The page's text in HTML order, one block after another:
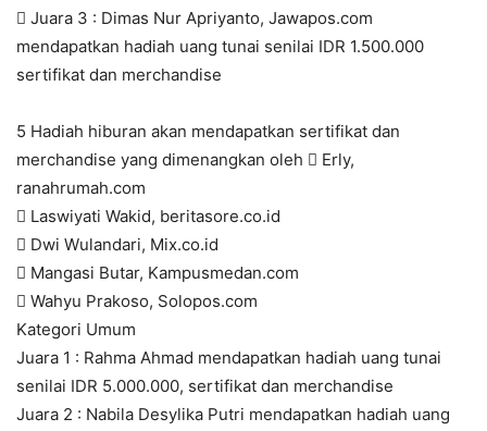
 Juara 3 : Dimas Nur Apriyanto, Jawapos.com
mendapatkan hadiah uang tunai senilai IDR 1.500.000
sertifikat dan merchandise
5 Hadiah hiburan akan mendapatkan sertifikat dan
merchandise yang dimenangkan oleh  Erly,
ranahrumah.com
 Laswiyati Wakid, beritasore.co.id
 Dwi Wulandari, Mix.co.id
 Mangasi Butar, Kampusmedan.com
 Wahyu Prakoso, Solopos.com
Kategori Umum
Juara 1 : Rahma Ahmad mendapatkan hadiah uang tunai
senilai IDR 5.000.000, sertifikat dan merchandise
Juara 2 : Nabila Desylika Putri mendapatkan hadiah uang